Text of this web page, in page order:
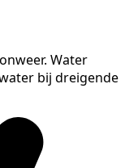
Water
bij dreigende